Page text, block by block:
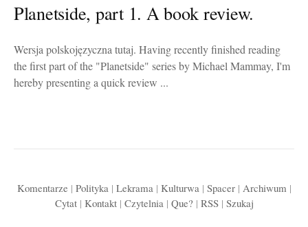
Planetside, part 1. A book review.
Wersja polskojęzyczna tutaj. Having recently finished reading
the first part of the "Planetside" series by Michael Mammay, I'm
hereby presenting a quick review ...
Komentarze | Polityka| Lekrama| Kulturwa| Spacer| Archiwum |
Cytat| Kontakt| Czytelnia| Que? | RSS| Szukaj